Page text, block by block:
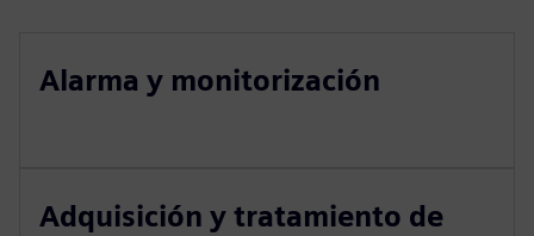
Alarma y monitorización
Adquisición y tratamiento de